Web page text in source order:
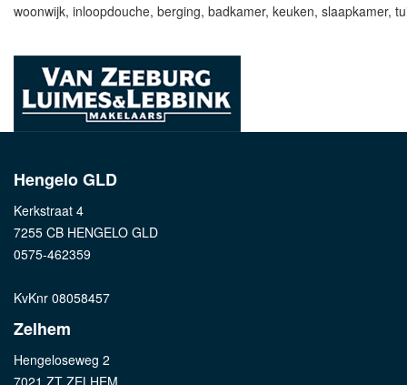
woonwijk, inloopdouche, berging, badkamer, keuken, slaapkamer,
Hengelo GLD
Kerkstraat 4
7255 CB HENGELO GLD
0575-462359
KvKnr 08058457
Zelhem
Hengeloseweg 2
7021 ZT ZELHEM